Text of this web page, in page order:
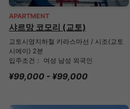
APARTMENT
샤르망 코모리 (교토)
교토시영지하철 카라스마선 / 시조(교토
시에이) 2분
입주조건： 여성 남성 외국인
¥99,000 - ¥99,000